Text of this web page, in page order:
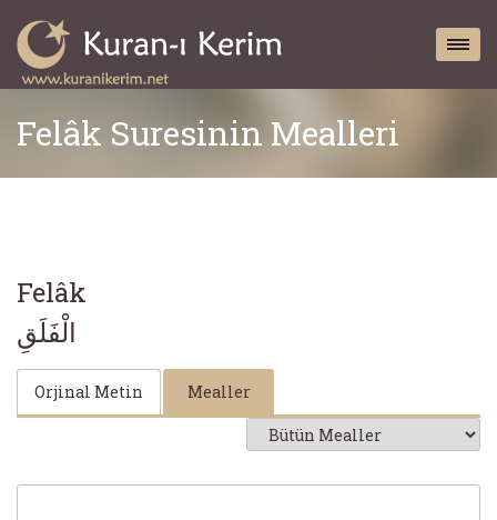
Felâk Suresinin Mealleri
Felâk
الْفَلَقِ
Orjinal Metin Mealler